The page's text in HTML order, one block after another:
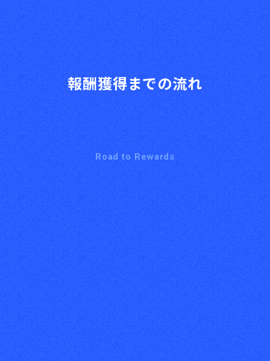
報酬獲得までの流れ
Road to Rewards